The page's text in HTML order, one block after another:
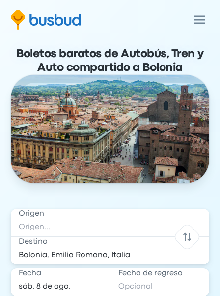
Boletos baratos de Autobús, Tren y
Auto compartido a Bolonia
Origen
Destino
Fecha Fecha de regreso